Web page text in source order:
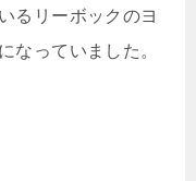
るリーボックのヨ
っていました。